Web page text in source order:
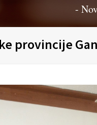
-
provincije